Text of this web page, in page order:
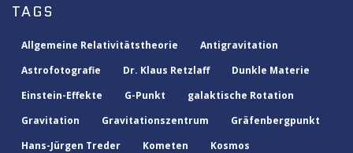
TAGS
Allgemeine Relativitätstheorie
Antigravitation
Astrofotografie
Dr. Klaus Retzlaff
Dunkle Materie
Einstein-Effekte
G-Punkt
galaktische Rotation
Gravitation
Gravitationszentrum
Gräfenbergpunkt
Hans-Jürgen Treder
Kometen
Kosmos